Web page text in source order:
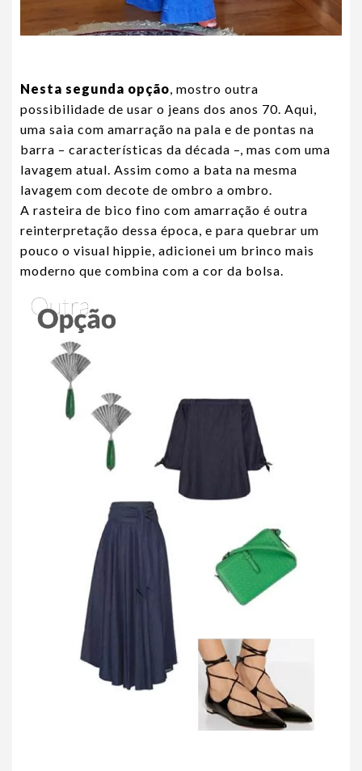
Nesta segunda opção , mostro outra
possibilidade de usar o jeans dos anos 70. Aqui,
uma saia com amarração na pala e de pontas na
barra – características da década –, mas com uma
lavagem atual. Assim como a bata na mesma
lavagem com decote de ombro a ombro.
A rasteira de bico fino com amarração é outra
reinterpretação dessa época, e para quebrar um
pouco o visual hippie, adicionei um brinco mais
moderno que combina com a cor da bolsa.